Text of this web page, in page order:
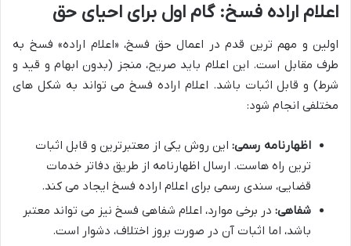
اعلام اراده فسخ: گام اول برای احیای حق
اولین و مهم ترین قدم در اعمال حق فسخ، «اعلام اراده» فسخ به
طرف مقابل است. این اعلام باید صریح، منجز (بدون ابهام و قید و
شرط) و قابل اثبات باشد. اعلام اراده فسخ می تواند به شکل های
مختلفی انجام شود:
اظهارنامه رسمی: این روش یکی از معتبرترین و قابل اثبات
ترین راه هاست. ارسال اظهارنامه از طریق دفاتر خدمات
قضایی، سندی رسمی برای اعلام اراده فسخ ایجاد می کند.
شفاهی: در برخی موارد، اعلام شفاهی فسخ نیز می تواند معتبر
باشد، اما اثبات آن در صورت بروز اختلاف، دشوار است.